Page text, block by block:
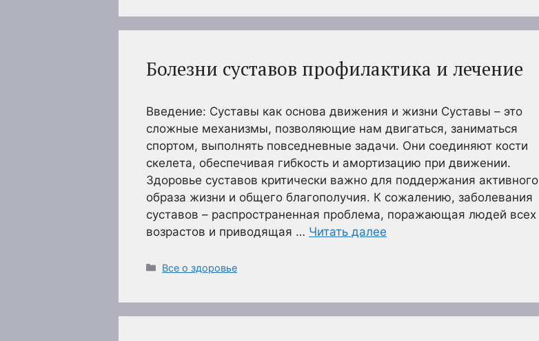
Болезни суставов профилактика и лечение
Введение: Суставы как основа движения и жизни Суставы – это
сложные механизмы, позволяющие нам двигаться, заниматься
спортом, выполнять повседневные задачи. Они соединяют кости
скелета, обеспечивая гибкость и амортизацию при движении.
Здоровье суставов критически важно для поддержания активного
образа жизни и общего благополучия. К сожалению, заболевания
суставов – распространенная проблема, поражающая людей всех
возрастов и приводящая … Читать далее
Рубрики
Все о здоровье